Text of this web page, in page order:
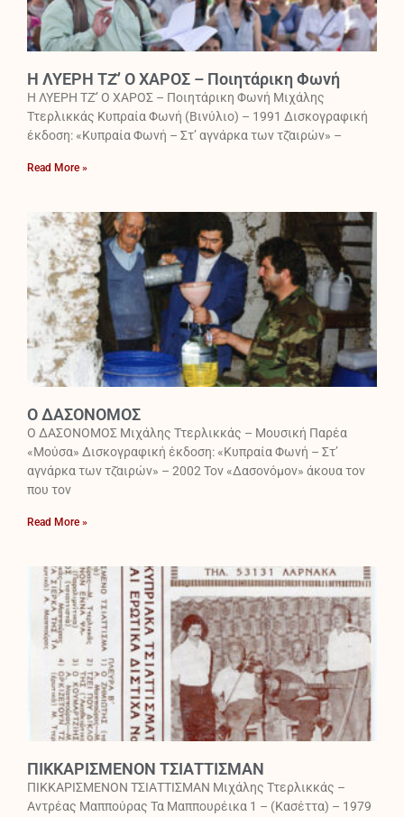
Η ΛΥΕΡΗ ΤΖ̆’ Ο ΧΑΡΟΣ – Ποιητάρικη Φωνή
Η ΛΥΕΡΗ ΤΖ̆’ Ο ΧΑΡΟΣ – Ποιητάρικη Φωνή Μιχάλης
Ττερλικκάς Κυπραία Φωνή (Βινύλιο) – 1991 Δισκογραφική
έκδοση: «Κυπραία Φωνή – Στ’ αγνάρκα των τζ̆αιρών» –
Read More »
Ο ΔΑΣΟΝΟΜΟΣ
Ο ΔΑΣΟΝΟΜΟΣ Μιχάλης Ττερλικκάς – Μουσική Παρέα
«Μούσα» Δισκογραφική έκδοση: «Κυπραία Φωνή – Στ’
αγνάρκα των τζ̆αιρών» – 2002 Τον «Δασονόμον» άκουα τον
που τον
Read More »
ΠΙΚΚΑΡΙΣΜΕΝΟΝ ΤΣΙΑΤΤΙΣΜΑΝ
ΠΙΚΚΑΡΙΣΜΕΝΟΝ ΤΣΙΑΤΤΙΣΜΑΝ Μιχάλης Ττερλικκάς –
Αντρέας Μαππούρας Τα Μαππουρέικα 1 – (Κασέττα) – 1979